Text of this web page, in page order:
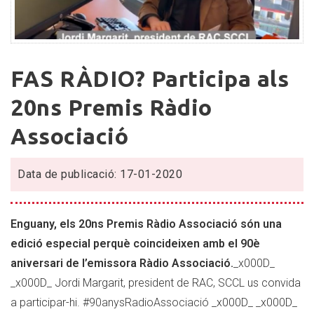
RÀDIO?
Participa
als
20ns
Ràdio
FAS RÀDIO? Participa als
20ns Premis Ràdio
Associació
Data de publicació: 17-01-2020
Enguany, els 20ns Premis Ràdio Associació són una
edició especial perquè coincideixen amb el 90è
aniversari de l’emissora Ràdio Associació. _x000D_
_x000D_ Jordi Margarit, president de RAC, SCCL us convida
a participar-hi. #90anysRadioAssociació _x000D_ _x000D_